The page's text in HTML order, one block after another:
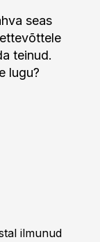
seas
teinud.
lugu?
ilmunud